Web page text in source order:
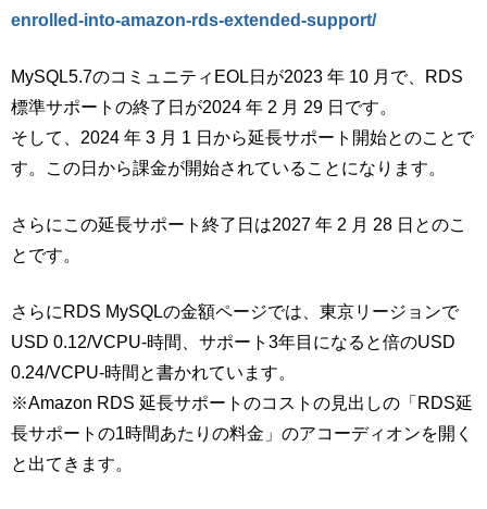
enrolled-into-amazon-rds-extended-support/
MySQL5.7のコミュニティEOL日が2023 年 10 月で、RDS
標準サポートの終了日が2024 年 2 月 29 日です。
そして、2024 年 3 月 1 日から延長サポート開始とのことで
す。この日から課金が開始されていることになります。
さらにこの延長サポート終了日は2027 年 2 月 28 日とのこ
とです。
さらにRDS MySQLの金額ページでは、東京リージョンで
USD 0.12/VCPU-時間、サポート3年目になると倍のUSD
0.24/VCPU-時間と書かれています。
※Amazon RDS 延長サポートのコストの見出しの「RDS延
長サポートの1時間あたりの料金」のアコーディオンを開く
と出てきます。